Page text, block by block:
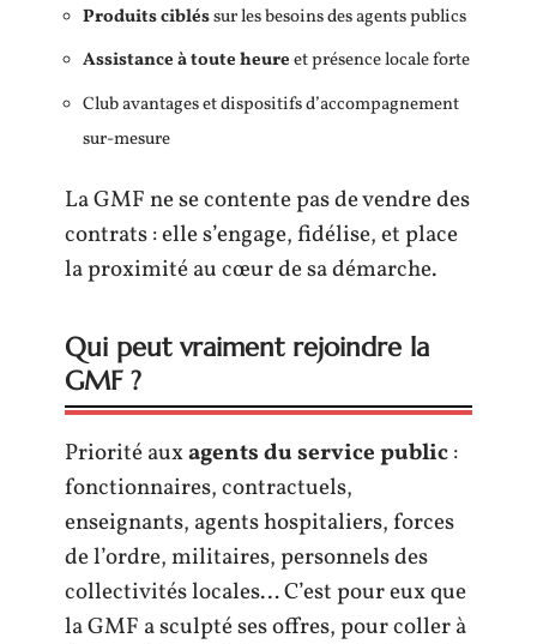
Produits cibléssur les besoins des agents publics
Assistance à toute heureet présence locale forte
Club avantages et dispositifs d’accompagnement
sur-mesure
La GMF ne se contente pas de vendre des
contrats : elle s’engage, fidélise, et place
la proximité au cœur de sa démarche.
Qui peut vraiment rejoindre la
GMF ?
Priorité auxagents du service public:
fonctionnaires, contractuels,
enseignants, agents hospitaliers, forces
de l’ordre, militaires, personnels des
collectivités locales… C’est pour eux que
la GMF a sculpté ses offres, pour coller à